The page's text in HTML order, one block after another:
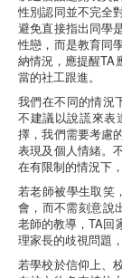
性別認同並不完全
避免直接指出同學
性戀，而是教育同
納情況，應提醒TA
當的社工跟進。
我們在不同的情況
不建議以說謊來表
擇，我們需要考慮
表現及個人情緒。
在有限制的情況下
若老師被學生取笑
會，而不需刻意說
老師的教導，TA回
理家長的歧視問題
若學校於信仰上、